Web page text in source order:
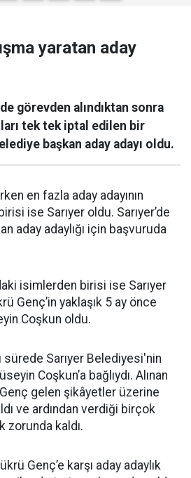
yaratan aday
görevden alındıktan sonra
tek tek iptal edilen bir
başkan aday adayı oldu.
en fazla aday adayının
ise Sarıyer oldu. Sarıyer’de
aday adaylığı için başvuruda
isimlerden birisi ise Sarıyer
Genç’in yaklaşık 5 ay önce
Coşkun oldu.
sürede Sarıyer Belediyesi'nin
Coşkun’a bağlıydı. Alınan
gelen şikâyetler üzerine
ve ardından verdiği birçok
zorunda kaldı.
Genç’e karşı aday adaylık